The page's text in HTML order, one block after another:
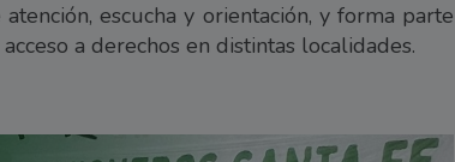
escucha y orientación, y forma parte
a derechos en distintas localidades.